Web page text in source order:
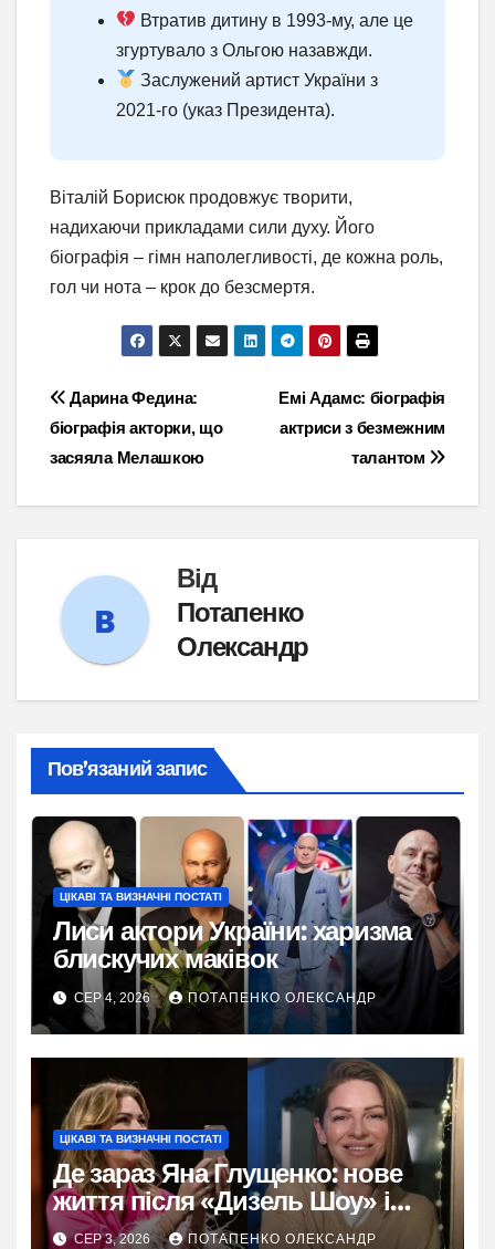
Втратив дитину в 1993-му, але це
згуртувало з Ольгою назавжди.
Заслужений артист України з
2021-го (указ Президента).
Віталій Борисюк продовжує творити,
надихаючи прикладами сили духу. Його
біографія – гімн наполегливості, де кожна роль,
гол чи нота – крок до безсмертя.
Навігація
записів
Емі Адамс: біографія
актриси з безмежним
талантом
Дарина Федина:
біографія акторки, що
засяяла Мелашкою
Від
Потапенко
Олександр
Пов’язаний запис
ЦІКАВІ ТА ВИЗНАЧНІ ПОСТАТІ
Лиси актори України: харизма
блискучих маківок
СЕР 4, 2026 ПОТАПЕНКО ОЛЕКСАНДР
ЦІКАВІ ТА ВИЗНАЧНІ ПОСТАТІ
Де зараз Яна Глущенко: нове
життя після «Дизель Шоу» і
розлучення
СЕР 3, 2026 ПОТАПЕНКО ОЛЕКСАНДР